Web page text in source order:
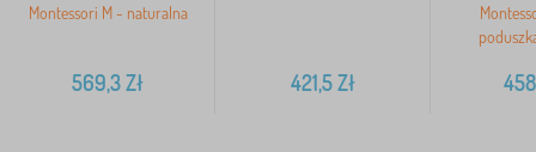
Montessori M - naturalna
569,3Zł 421,5Zł